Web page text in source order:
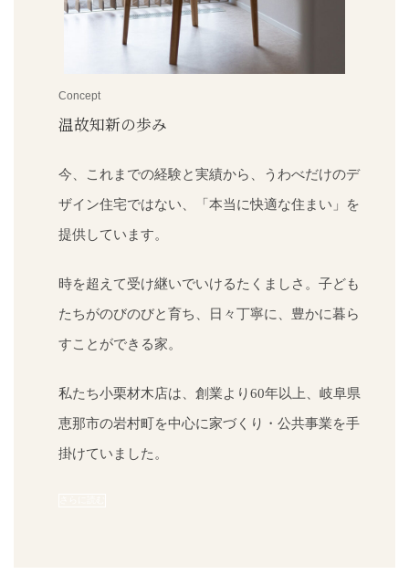
気密性能
床面積1㎡に対し鉛筆の芯1mm以下の
Concept
今、これまでの経験と実績から、うわべだけのデ
ザイン住宅ではない、「本当に快適な住まい」を
提供しています。
時を超えて受け継いでいけるたくましさ。子ども
たちがのびのびと育ち、日々丁寧に、豊かに暮ら
すことができる家。
私たち小栗材木店は、創業より60年以上、岐阜県
恵那市の岩村町を中心に家づくり・公共事業を手
掛けていました。